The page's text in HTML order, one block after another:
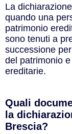
La
quando una
patrimonio
sono tenuti a
successione
del patrimonio
ereditarie.
Quali
la
Brescia?